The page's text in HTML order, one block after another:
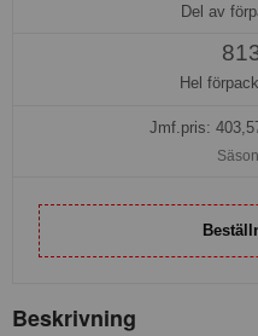
Del av
Hel
Jmf.pris:
Beskrivning